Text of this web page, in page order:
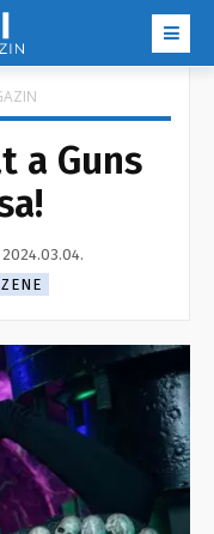
a Guns
2024.03.04.
ZENE